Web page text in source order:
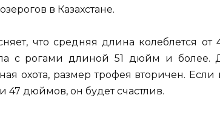
в Казахстане.
что средняя длина колеблется
с рогами длиной 51 дюйм и более.
охота, размер трофея вторичен.
47 дюймов, он будет счастлив.